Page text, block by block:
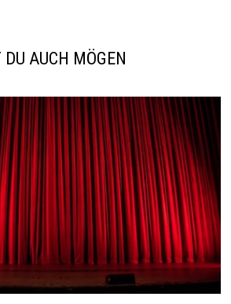
AUCH MÖGEN